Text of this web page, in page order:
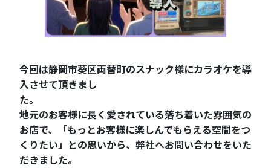
今回は静岡市葵区両替町のスナック様にカラオケを導
入させて頂きまし
た。
地元のお客様に長く愛されている落ち着いた雰囲気の
お店で、「もっとお客様に楽しんでもらえる空間をつ
くりたい」との思いから、弊社へお問い合わせをいた
だきました。